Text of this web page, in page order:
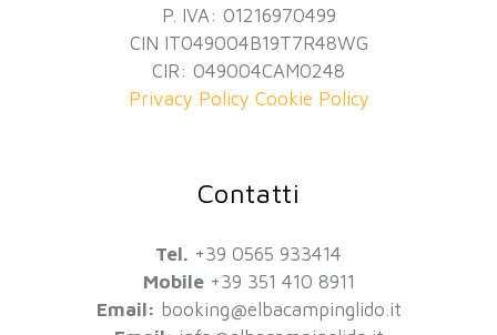
P. IVA: 01216970499
CIN IT049004B19T7R48WG
CIR: 049004CAM0248
Privacy Policy Cookie Policy
Contatti
Tel. +39 0565 933414
Mobile +39 351 410 8911
Email: booking@elbacampinglido.it